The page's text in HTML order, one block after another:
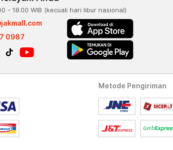
- 18:00 WIB (kecuali hari libur nasional)
0987
Metode Pengiriman